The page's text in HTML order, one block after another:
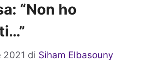
“Non ho
2021 di Siham Elbasouny